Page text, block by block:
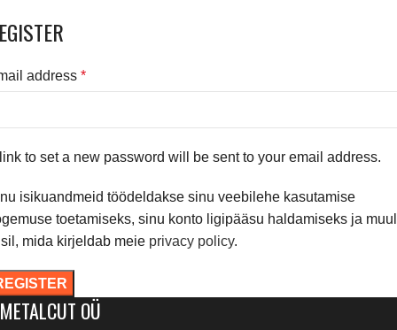
address *
to set a new password will be sent to your email address.
isikuandmeid töödeldakse sinu veebilehe kasutamise
toetamiseks, sinu konto ligipääsu haldamiseks ja muul
mida kirjeldab meie privacy policy.
METALCUT OÜ